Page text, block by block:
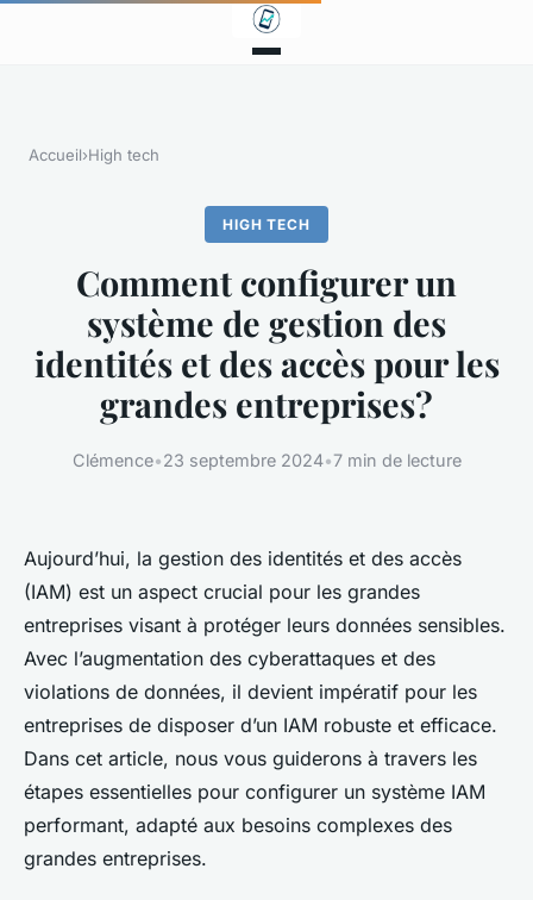
Accueil›High tech
HIGH TECH
Comment configurer un
système de gestion des
identités et des accès pour les
grandes entreprises?
Clémence•23 septembre 2024•7 min de lecture
Aujourd’hui, la gestion des identités et des accès
(IAM) est un aspect crucial pour les grandes
entreprises visant à protéger leurs données sensibles.
Avec l’augmentation des cyberattaques et des
violations de données, il devient impératif pour les
entreprises de disposer d’un IAM robuste et efficace.
Dans cet article, nous vous guiderons à travers les
étapes essentielles pour configurer un système IAM
performant, adapté aux besoins complexes des
grandes entreprises.